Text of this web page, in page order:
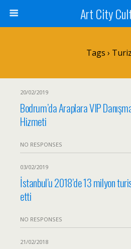
Art City
Tags ›
20/02/2019
Bodrum’da Araplara VIP
Hizmeti
NO RESPONSES
03/02/2019
İstanbul’u 2018’de 13 milyon
etti
NO RESPONSES
21/02/2018